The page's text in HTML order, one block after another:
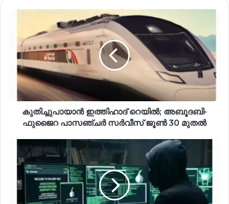
കുതിച്ചുപായാൻ ഇത്തിഹാദ് റെയിൽ; അബൂദബി-
ഫുജൈറ പാസഞ്ചർ സർവീസ് ജൂൺ 30 മുതൽ